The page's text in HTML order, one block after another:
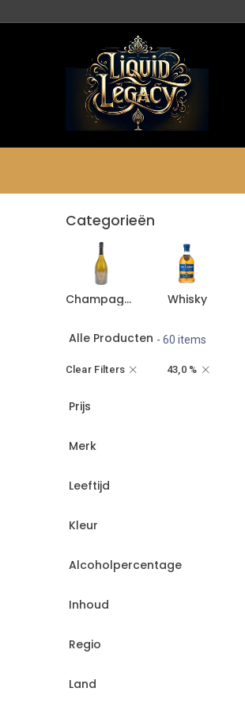
Categorieën
Champagne Whisky
Alle Producten - 60 items
Clear Filters 43,0 %
Prijs
Merk
Leeftijd
Kleur
Alcoholpercentage
Inhoud
Regio
Land